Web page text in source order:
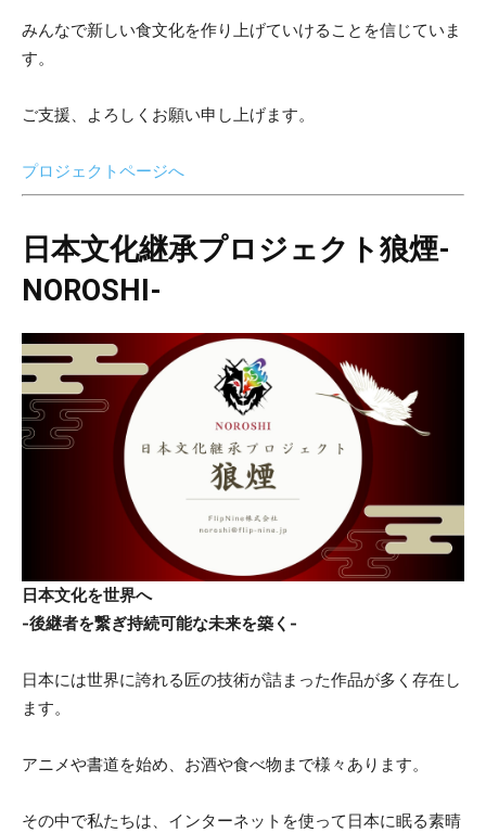
みんなで新しい食文化を作り上げていけることを信じていま
す。
ご支援、よろしくお願い申し上げます。
プロジェクトページへ
日本文化継承プロジェクト狼煙-
NOROSHI-
日本文化を世界へ
-後継者を繋ぎ持続可能な未来を築く-
日本には世界に誇れる匠の技術が詰まった作品が多く存在し
ます。
アニメや書道を始め、お酒や食べ物まで様々あります。
その中で私たちは、インターネットを使って日本に眠る素晴